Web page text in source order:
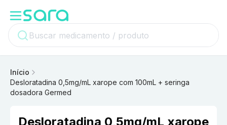
Início
Desloratadina 0,5mg/mL xarope com 100mL + seringa
dosadora Germed
Desloratadina 0,5mg/mL xarope